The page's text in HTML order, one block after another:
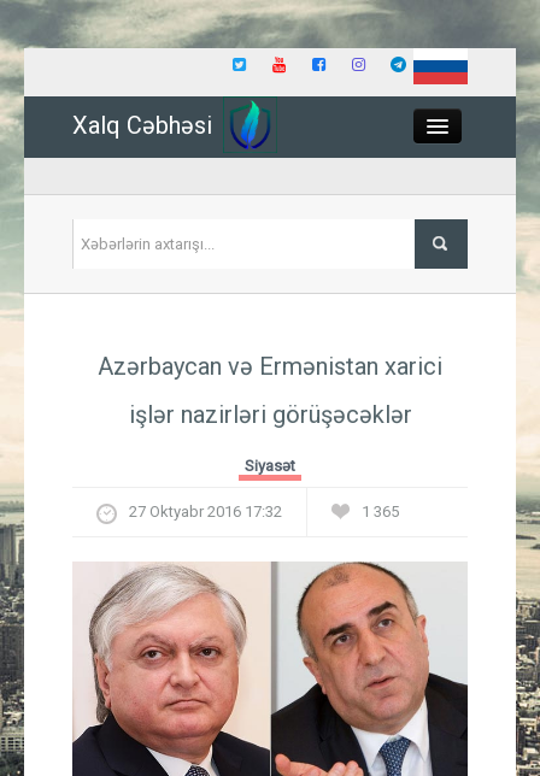
Xalq Cəbhəsi
İqtisadiyyat
Güney Azərbaycan
Mədəniyyət
Müsahibə
İdman
Azərbaycan və Ermənistan xarici
işlər nazirləri görüşəcəklər
Siyasət
27 Oktyabr 2016 17:32 1 365